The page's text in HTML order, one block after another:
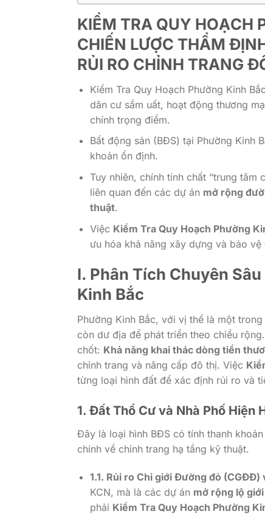
KIỂM TRA QUY HOẠCH
CHIẾN LƯỢC THẨM
RỦI RO CHỈNH TRANG
Kiểm Tra Quy Hoạch Phường Kinh
dân cư sầm uất, hoạt động thương
chính trọng điểm.
Bất động sản (BĐS) tại Phường Kinh
khoản ổn định.
Tuy nhiên, chính tính chất “trung
liên quan đến các dự án mở rộng
thuật.
Việc Kiểm Tra Quy Hoạch Phường
ưu hóa khả năng xây dựng và bảo
I. Phân Tích Chuyên
Kinh Bắc
Phường Kinh Bắc, với vị thế là một
còn dư địa để phát triển theo chiều
chốt: Khả năng khai thác dòng tiền
chỉnh trang và nâng cấp đô thị. Việc
từng loại hình đất để xác định rủi ro và
1. Đất Thổ Cư và Nhà Phố Hiện
Đây là loại hình BĐS có tính thanh
chính về chỉnh trang hạ tầng kỹ thuật.
1.1. Rủi ro Chỉ giới Đường đỏ (CGĐĐ)
KCN, mà là các dự án mở rộng lộ
phải Kiểm Tra Quy Hoạch Phường